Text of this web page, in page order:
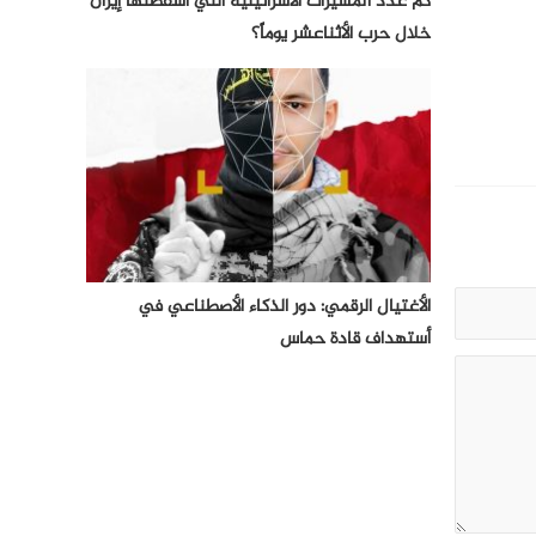
خلال حرب الأثناعشر يوماً؟
الأغتيال الرقمي: دور الذكاء الأصطناعي في
أستهداف قادة حماس